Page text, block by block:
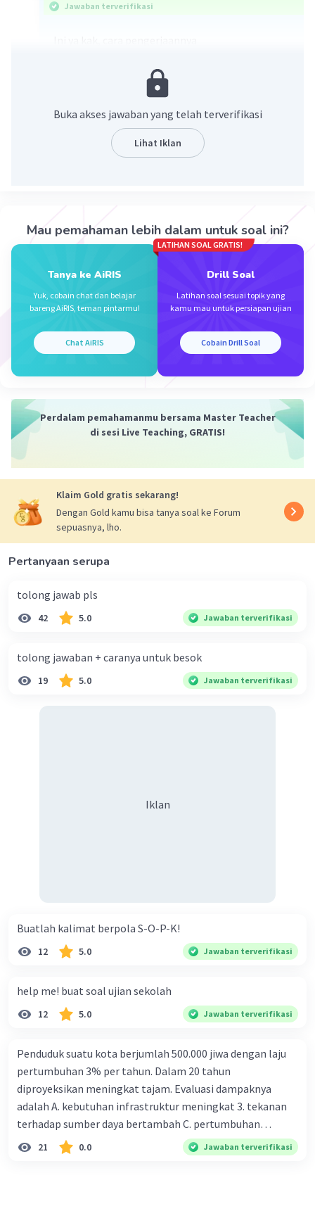
Jawaban terverifikasi
Syarien A Level 1
makasih ya kakk
Clouddies C Level 7
27 April 2024 01:24
Panjang PQ = 10 cm
Jawaban:
QR² = PR² - PQ²
QR² = 26² - 10²
QR² = 676 - 100
QR = √576
Jadi, panjang QR adalah 24 cm
Buka akses jawaban yang telah terverifikasi
Lihat Iklan
Mau pemahaman lebih dalam untuk soal ini?
Tanya ke AiRIS
Yuk, cobain chat dan belajar
bareng AiRIS, teman pintarmu!
Chat AiRIS
LATIHAN SOAL GRATIS!
Drill Soal
Latihan soal sesuai topik yang
kamu mau untuk persiapan ujian
Cobain Drill Soal
Perdalam pemahamanmu bersama Master Teacher
di sesi Live Teaching, GRATIS!
Klaim Gold gratis sekarang!
Dengan Gold kamu bisa tanya soal ke Forum
sepuasnya, lho.
Pertanyaan serupa
tolong jawab pls
42 5.0 Jawaban terverifikasi
tolong jawaban + caranya untuk besok
19 5.0 Jawaban terverifikasi
Iklan
Buatlah kalimat berpola S-O-P-K!
12 5.0 Jawaban terverifikasi
help me! buat soal ujian sekolah
12 5.0 Jawaban terverifikasi
Penduduk suatu kota berjumlah 500.000 jiwa dengan laju
pertumbuhan 3% per tahun. Dalam 20 tahun
diproyeksikan meningkat tajam. Evaluasi dampaknya
adalah A. kebutuhan infrastruktur meningkat 3. tekanan
terhadap sumber daya bertambah C. pertumbuhan
eksponensial berdampak jangka panjang D. tidak
memengaruhi tata ruang E. proyeksi penduduk penting
21 0.0 Jawaban terverifikasi